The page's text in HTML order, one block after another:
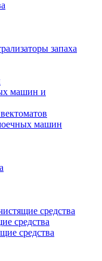
запаха
машин и
машин
средства
средства
средства